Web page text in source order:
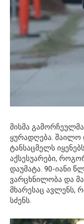
მისმა
ყურადღება.
ტანსაცმელს
აქსესუარები,
დაუმატა. 90-იანი
ვარცხნილობა და
მხარესაც ავლენს,
სძენს.